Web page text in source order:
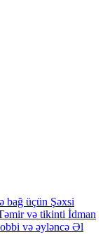
bağ üçün Şəxsi
və tikinti İdman
və əyləncə Əl